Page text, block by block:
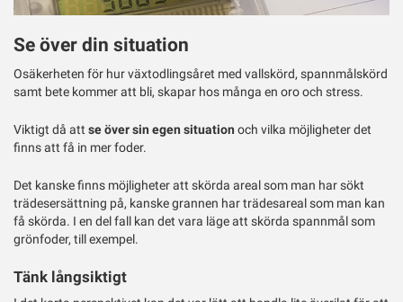
Se över din situation
Osäkerheten för hur växtodlingsåret med vallskörd, spannmålskörd
samt bete kommer att bli, skapar hos många en oro och stress.
Viktigt då att se över sin egen situation och vilka möjligheter det
finns att få in mer foder.
Det kanske finns möjligheter att skörda areal som man har sökt
trädesersättning på, kanske grannen har trädesareal som man kan
få skörda. I en del fall kan det vara läge att skörda spannmål som
grönfoder, till exempel.
Tänk långsiktigt